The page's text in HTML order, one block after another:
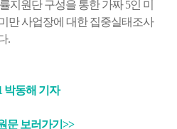
지원단 구성을 통한 가짜 5인 미
만 사업장에 대한 집중실태조사
.
박동해 기자
문 보러가기>>